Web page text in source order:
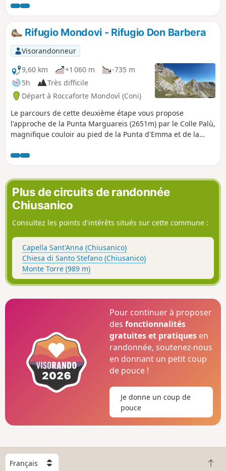
vous aurez côtoyés les jours précédents. La croix de la
Pointe Marguareis est visible à la jumelle ou au zoom. En
avançant de 50 mètres coté français, changement de décor
total : vous contemplerez le superbe panorama sur le
Mercantour qui s'étend de l'Authion au Gélas.
Rifugio Mondovi - Rifugio Don Barbera
Visorandonneur
9,60 km
+1 060 m
-735 m
5h
Très difficile
Départ à Roccaforte Mondovì (Coni)
Le parcours de cette deuxième étape vous propose
l'approche de la Punta Marguareis (2651m) par le Colle Palù,
magnifique couloir au pied de la Punta d'Emma et de la
rejoindrez le Colle Torinesi et atteindrez aisément la Punta
Marguareis. Au sommet, point culminant des Alpes Ligures,
un panorama époustouflant sur les Alpes italiennes et le
Mercantour vous attendra. La descente présentée se fera
par la voie directe (cotation T3).
Plus de circuits de randonnée
Chiusanico
Consultez les points d'intérêts situés sur cette commune :
Capella Sant'Anna (Chiusanico)
Chiesa di Santo Stefano (Chiusanico)
Monte Torre (989 m)
Pour continuer à proposer
desfonctionnalités
gratuites et pratiques en
randonnée, soutenez-nous
en donnant un petit coup
de pouce !
Je donne un coup de
pouce
C
h
R